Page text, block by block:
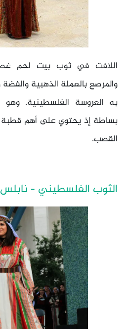
اللافت في ثوب بيت لحم
والمرصع بالعملة الذهبية والفضة
به العروسة الفلسطينية. وهو
بساطة إذ يحتوي على أهم قطبة
القصب.
الثوب الفلسطيني - نابلس